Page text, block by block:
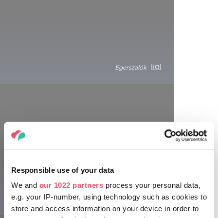
Responsible use of your data
We and our 1022 partners process your personal data,
e.g. your IP-number, using technology such as cookies to
store and access information on your device in order to
Szigetköz
Egerszalók
Egerszalók
Cyklistická trasa v pohorí Börzsöny, ktorá je relatívne blízko
domov Kóspallagu, baziliky Nanebovzatia Panny Márie v
Márianosztre a obce Szob. Menej skúsení cyklisti sa môžu
vrátiť zo Szobu späť do Verőce vlakom, alebo na bicykli po